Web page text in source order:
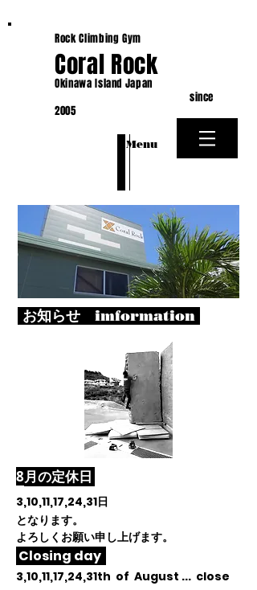
Rock Climbing Gym
Coral Rock
Okinawa Island Japan
since
2005
​Menu
お知らせ imformation
​8月の定休日
3,10,11,17,24,31日
となります。
よろしくお願い申し上げます。
Closing day
3,10,11,17,24,31th of August ... close